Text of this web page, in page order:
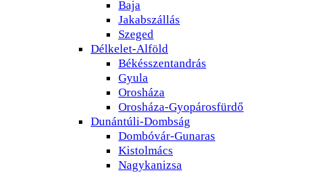
Baja
Jakabszállás
Szeged
Délkelet-Alföld
Békésszentandrás
Gyula
Orosháza
Orosháza-Gyopárosfürdő
Dunántúli-Dombság
Dombóvár-Gunaras
Kistolmács
Nagykanizsa